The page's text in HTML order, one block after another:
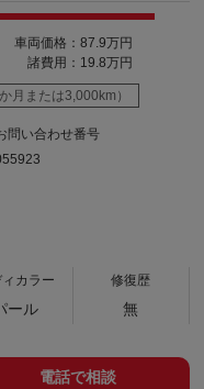
車両価格：87.9万円
諸費用：19.8万円
月または3,000km）
問い合わせ番号
カラー
ール
修復歴
無
電話で相談